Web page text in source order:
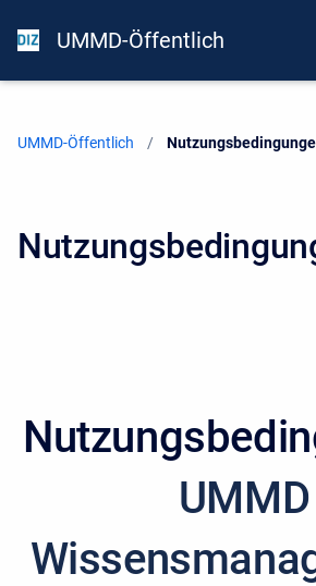
UMMD-Öffentlich
UMMD-Öffentlich Current:
UMMD